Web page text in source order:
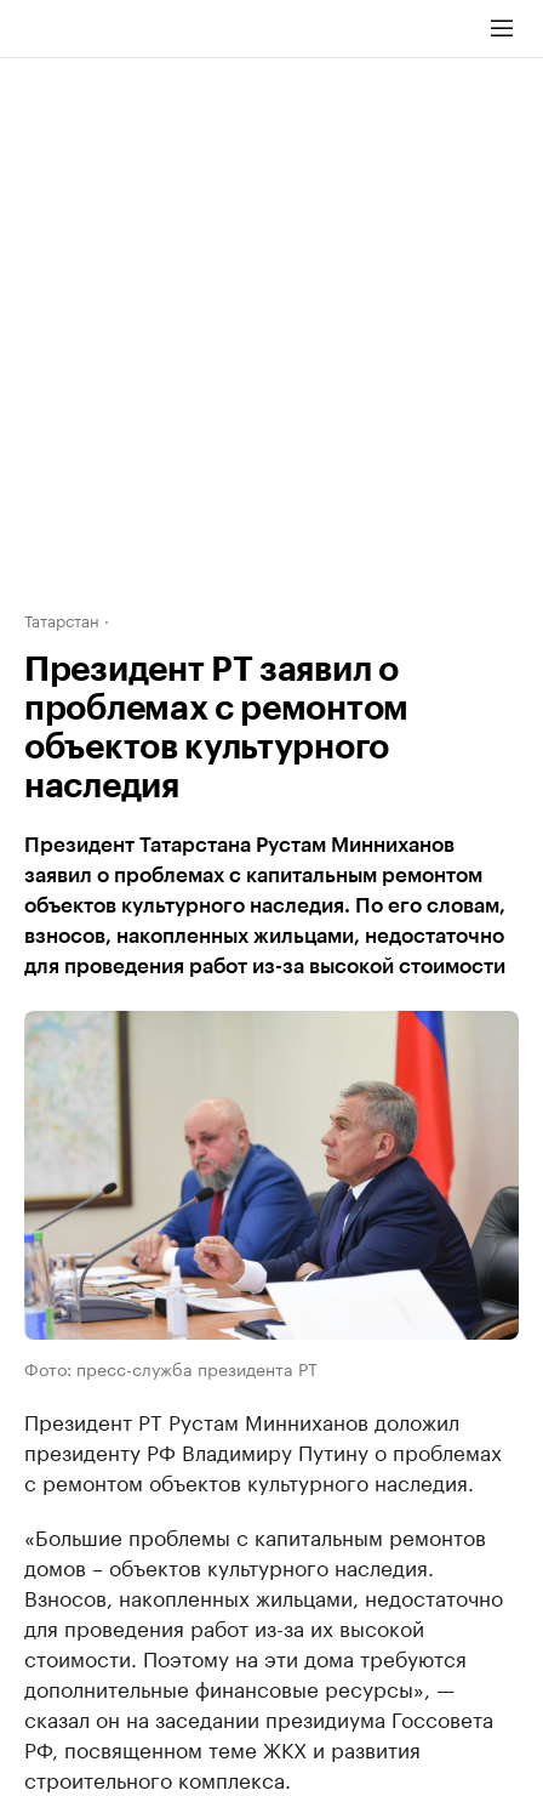
Татарстан
Президент РТ заявил о
проблемах с ремонтом
объектов культурного
наследия
Президент Татарстана Рустам Минниханов
заявил о проблемах с капитальным ремонтом
объектов культурного наследия. По его словам,
взносов, накопленных жильцами, недостаточно
для проведения работ из-за высокой стоимости
Фото: пресс-служба президента РТ
Президент РТ Рустам Минниханов доложил
президенту РФ Владимиру Путину о проблемах
с ремонтом объектов культурного наследия.
«Большие проблемы с капитальным ремонтов
домов – объектов культурного наследия.
Взносов, накопленных жильцами, недостаточно
для проведения работ из-за их высокой
стоимости. Поэтому на эти дома требуются
дополнительные финансовые ресурсы», —
сказал он на заседании президиума Госсовета
РФ, посвященном теме ЖКХ и развития
строительного комплекса.